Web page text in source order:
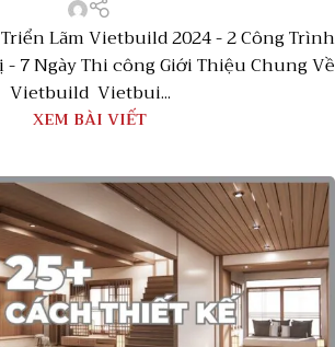
Lãm Vietbuild 2024 - 2 Công Trình
- 7 Ngày Thi công Giới Thiệu Chung Về
Vietbuild Vietbui...
XEM BÀI VIẾT